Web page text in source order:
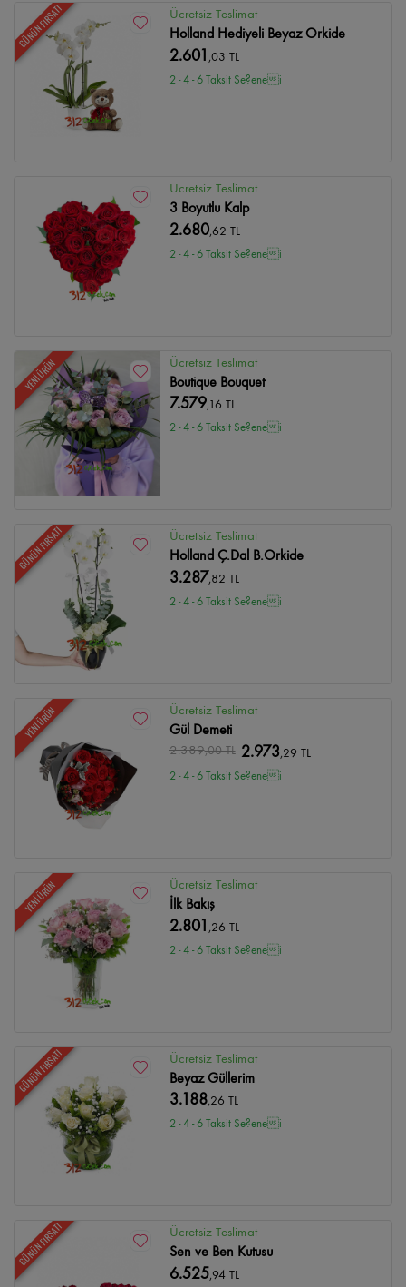
GÜNÜN FIRSATI Ücretsiz Teslimat
Holland Hediyeli Beyaz Orkide
2.601 ,03 TL
2 - 4 - 6 Taksit Se?enei
Ücretsiz Teslimat
3 Boyutlu Kalp
2.680,62 TL
2 - 4 - 6 Taksit Se?enei
YENİ ÜRÜN Ücretsiz Teslimat
Boutique Bouquet
7.579,16 TL
2 - 4 - 6 Taksit Se?enei
GÜNÜN FIRSATI Ücretsiz Teslimat
Holland Ç.Dal B.Orkide
3.287,82 TL
2 - 4 - 6 Taksit Se?enei
YENİ ÜRÜN Ücretsiz Teslimat
Gül Demeti
2.389,00 TL 2.973,29 TL
2 - 4 - 6 Taksit Se?enei
YENİ ÜRÜN Ücretsiz Teslimat
İlk Bakış
2.801 ,26 TL
2 - 4 - 6 Taksit Se?enei
GÜNÜN FIRSATI Ücretsiz Teslimat
Beyaz Güllerim
3.188,26 TL
2 - 4 - 6 Taksit Se?enei
GÜNÜN FIRSATI Ücretsiz Teslimat
Sen ve Ben Kutusu
6.525,94 TL